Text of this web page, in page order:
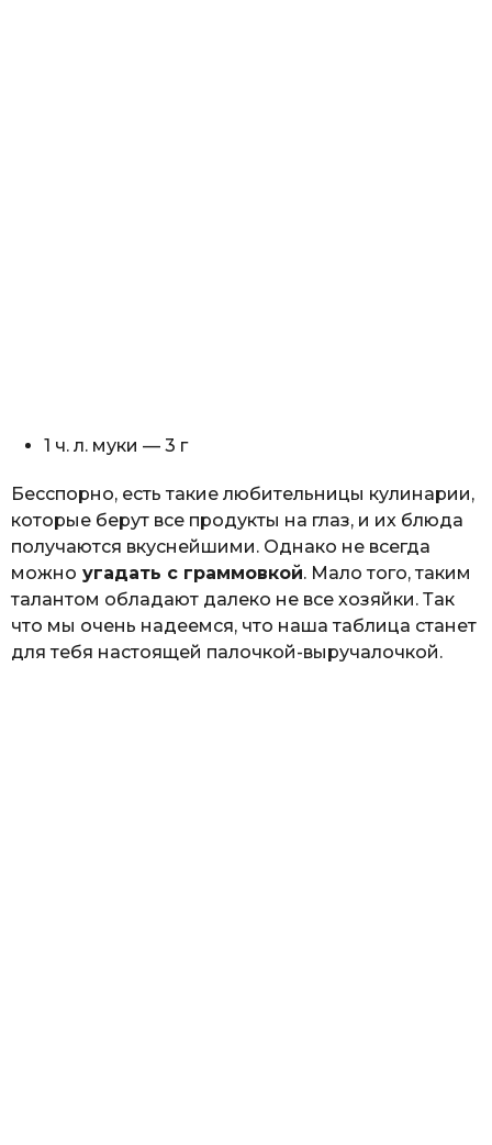
1 ч. л. муки — 3 г
Бесспорно, есть такие любительницы кулинарии,
которые берут все продукты на глаз, и их блюда
получаются вкуснейшими. Однако не всегда
можно угадать с граммовкой. Мало того, таким
талантом обладают далеко не все хозяйки. Так
что мы очень надеемся, что наша таблица станет
для тебя настоящей палочкой-выручалочкой.